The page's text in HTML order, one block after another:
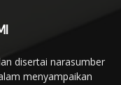
disertai narasumber
menyampaikan